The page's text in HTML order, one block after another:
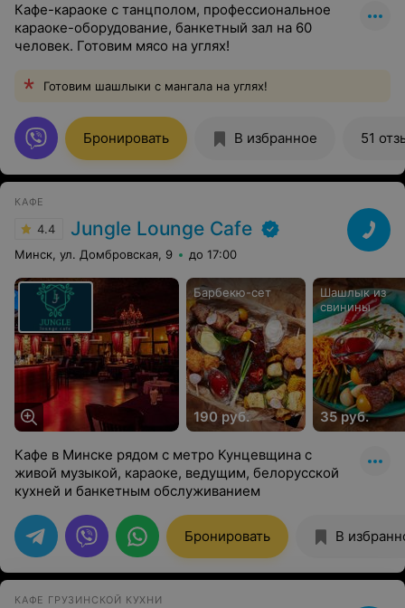
Кафе-караоке с танцполом, профессиональное
караоке-оборудование, банкетный зал на 60
человек. Готовим мясо на углях!
Готовим шашлыки с мангала на углях!
Бронировать В избранное 51
КАФЕ
4.4 Jungle Lounge Cafe
Минск, ул. Домбровская, 9 до 17:00
Барбекю-сет
190 руб.
Шашлык из
свинины
35 руб.
Кафе в Минске рядом с метро Кунцевщина с
живой музыкой, караоке, ведущим, белорусской
кухней и банкетным обслуживанием
Бронировать В
КАФЕ ГРУЗИНСКОЙ КУХНИ